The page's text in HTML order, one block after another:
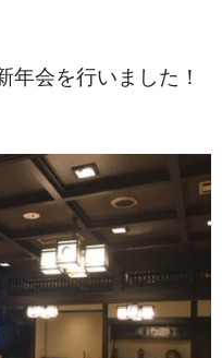
年会を行いました！